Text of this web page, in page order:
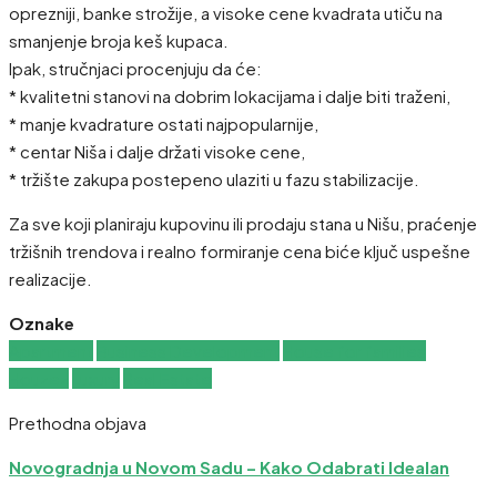
oprezniji, banke strožije, a visoke cene kvadrata utiču na
smanjenje broja keš kupaca.
Ipak, stručnjaci procenjuju da će:
* kvalitetni stanovi na dobrim lokacijama i dalje biti traženi,
* manje kvadrature ostati najpopularnije,
* centar Niša i dalje držati visoke cene,
* tržište zakupa postepeno ulaziti u fazu stabilizacije.
Za sve koji planiraju kupovinu ili prodaju stana u Nišu, praćenje
tržišnih trendova i realno formiranje cena biće ključ uspešne
realizacije.
Oznake
Prethodna objava
Novogradnja u Novom Sadu – Kako Odabrati Idealan